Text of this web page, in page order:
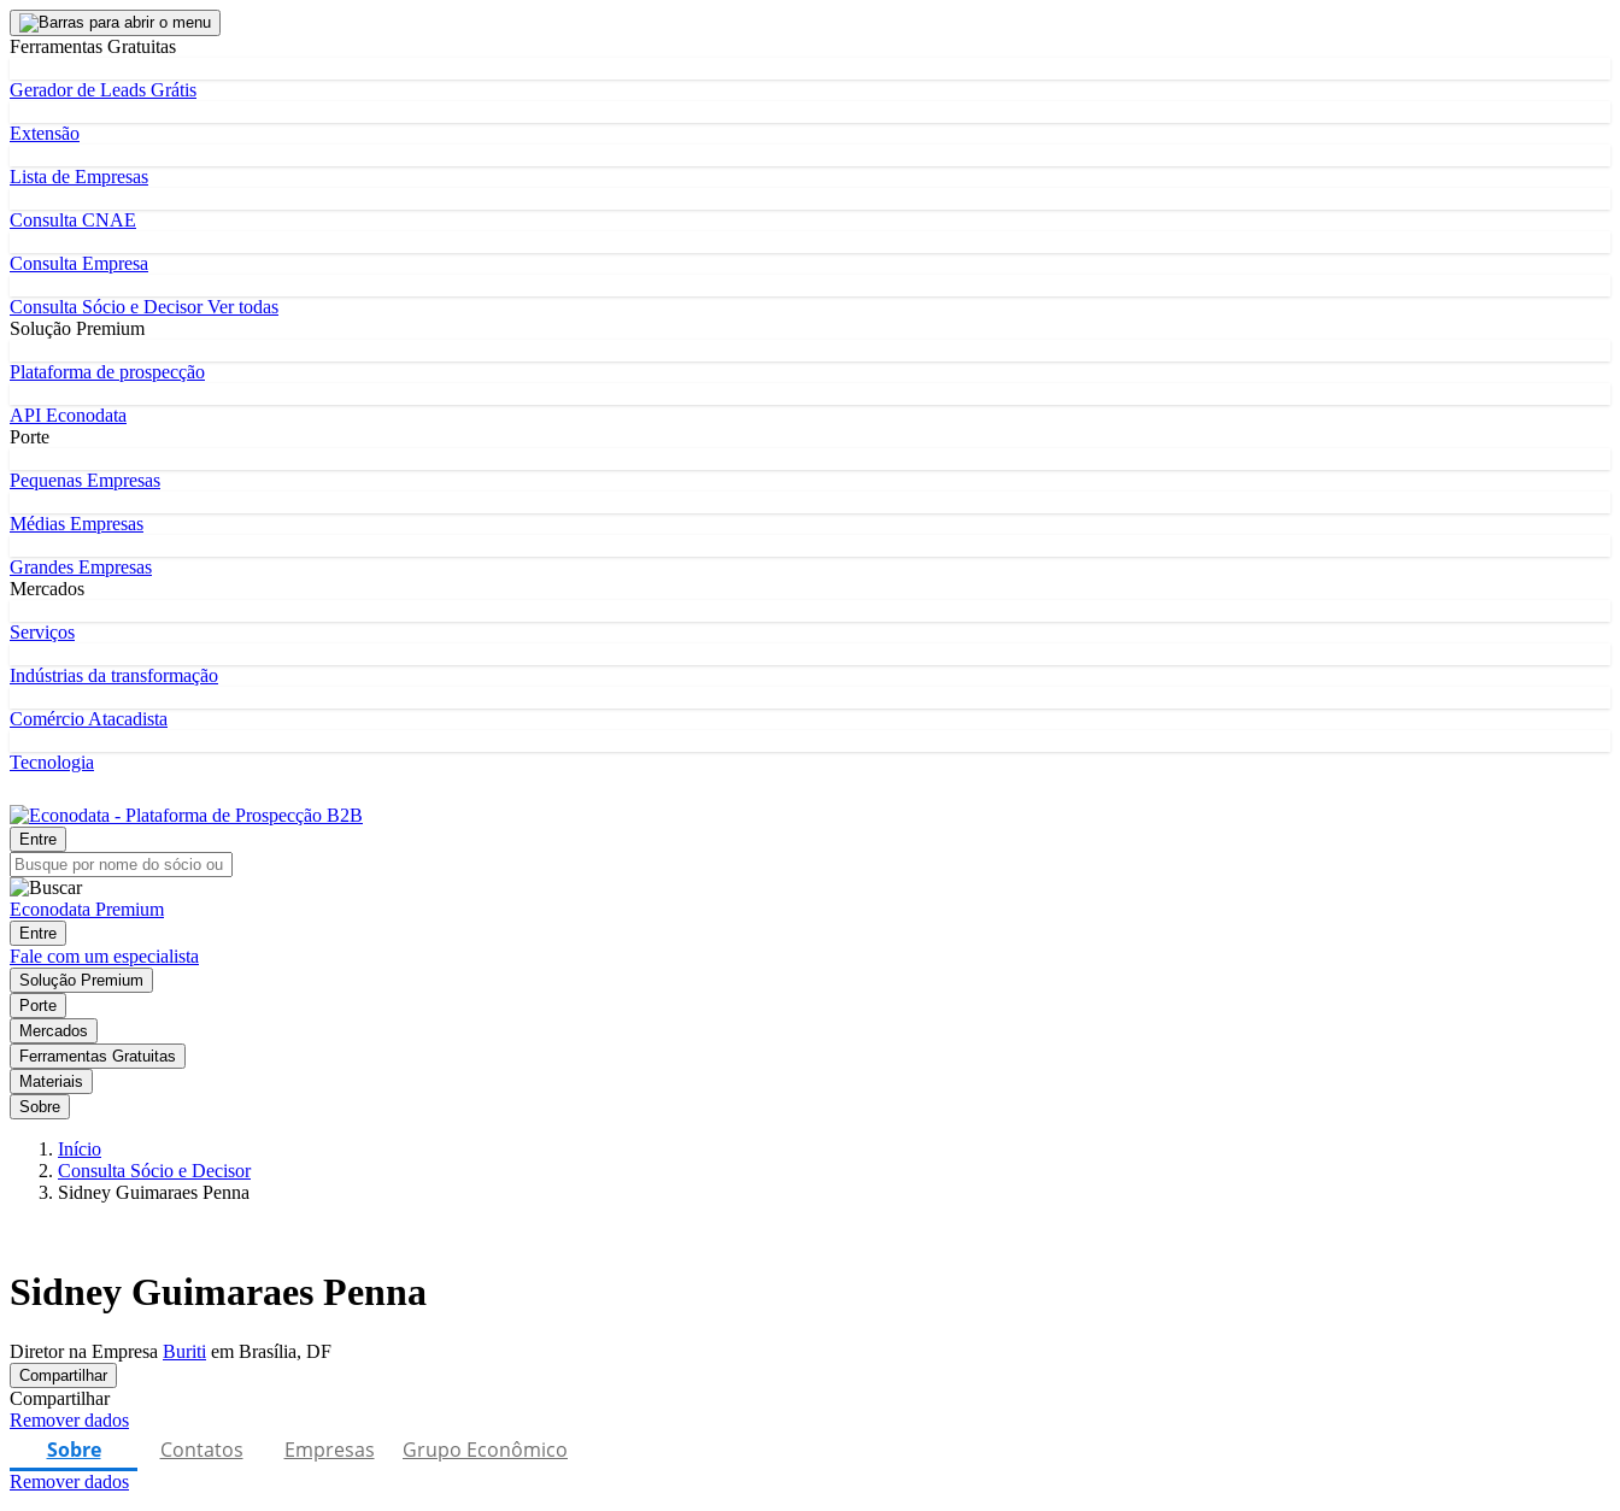
Ferramentas Gratuitas
Gerador de Leads Grátis
Extensão
Lista de Empresas
Consulta CNAE
Consulta Empresa
Consulta Sócio e DecisorVer todas
Solução Premium
Plataforma de prospecção
API Econodata
Porte
Pequenas Empresas
Médias Empresas
Grandes Empresas
Mercados
Serviços
Indústrias da transformação
Comércio Atacadista
Tecnologia
Entre
Econodata Premium
Entre
Fale com um especialista
Solução Premium
Porte
Mercados
Ferramentas Gratuitas
Materiais
Sobre
Início
Consulta Sócio e Decisor
Sidney Guimaraes Penna
Sidney Guimaraes Penna
Diretor na Empresa Buriti em Brasília, DF
Compartilhar
Compartilhar
Remover dados
Sobre Contatos Empresas Grupo Econômico
Remover dados